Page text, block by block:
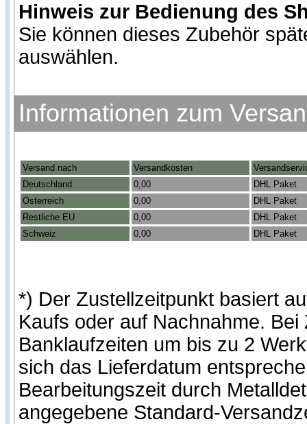
Hinweis zur Bedienung des
Sie können dieses Zubehör
auswählen.
Informationen zum
Versand nach Versandkosten
Deutschland
0,00
DHL Paket
Österreich
0,00
DHL Paket
Restliche EU
0,00
DHL Paket
Schweiz
0,00 DHL Paket
*) Der Zustellzeitpunkt basiert
Kaufs oder auf Nachnahme.
Banklaufzeiten um bis zu 2
sich das Lieferdatum
Bearbeitungszeit durch
angegebene Standard-